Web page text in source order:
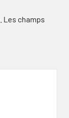
Les champs